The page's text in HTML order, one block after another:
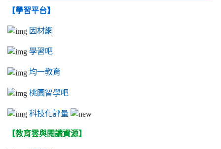
【學習平台】
因材網
學習吧
均一教育
桃園智學吧
科技化評量
【教育雲與閱讀資源】